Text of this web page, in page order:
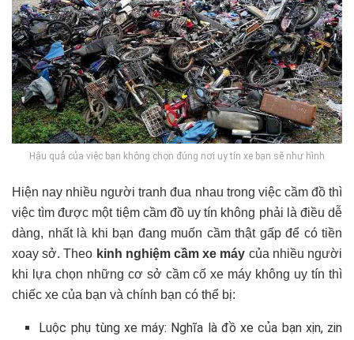
Hậu quả của việc bạn không chọn đúng nơi uy tín xe bạn sẽ như hình
Hiện nay nhiều người tranh đua nhau trong việc cầm đồ thì
việc tìm được một tiệm cầm đồ uy tín không phải là điều dễ
dàng, nhất là khi bạn đang muốn cầm thật gấp để có tiền
xoay sở. Theo kinh nghiệm cầm xe máy của nhiều người
khi lựa chọn những cơ sở cầm cố xe máy không uy tín thì
chiếc xe của bạn và chính bạn có thể bị:
Luộc phụ tùng xe máy: Nghĩa là đồ xe của bạn xịn, zin